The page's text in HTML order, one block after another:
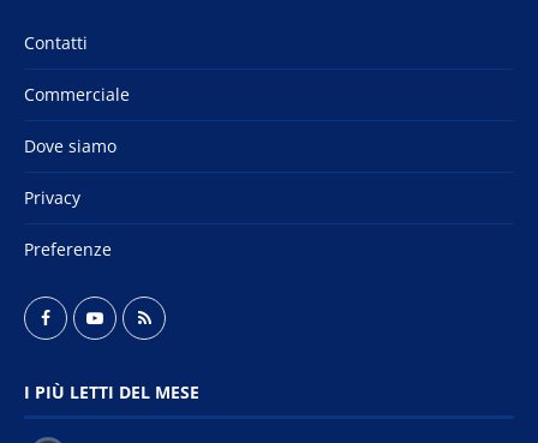
Contatti
Commerciale
Dove siamo
Privacy
Preferenze
I PIÙ LETTI DEL MESE